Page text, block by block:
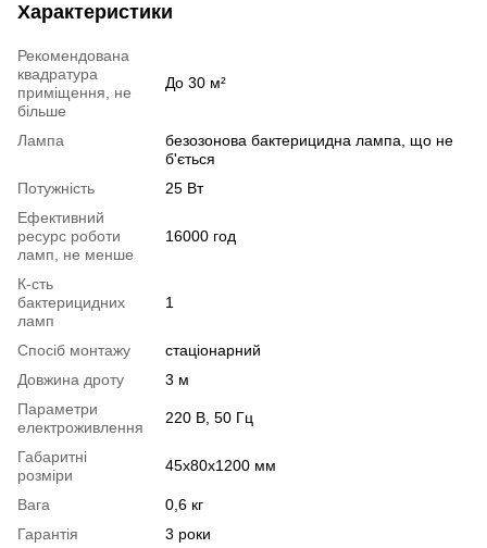
Характеристики
Рекомендована
квадратура
приміщення, не
більше
До 30 м²
Лампа
безозонова бактерицидна лампа, що не
б'ється
Потужність
25 Вт
Ефективний
ресурс роботи
ламп, не менше
16000 год
К-сть
бактерицидних
ламп
1
Спосіб монтажу
стаціонарний
Довжина дроту
3 м
Параметри
електроживлення
220 B, 50 Гц
Габаритні
розміри
45x80x1200 мм
Вага
0,6 кг
Гарантія
3 роки